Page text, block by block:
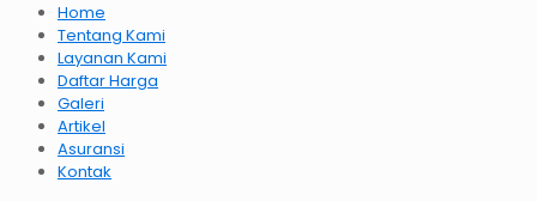
Home
Tentang Kami
Layanan Kami
Daftar Harga
Galeri
Artikel
Asuransi
Kontak